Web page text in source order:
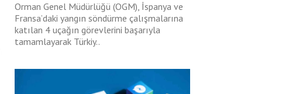
Orman Genel Müdürlüğü (OGM), İspanya ve
Fransa’daki yangın söndürme çalışmalarına
katılan 4 uçağın görevlerini başarıyla
tamamlayarak Türkiy..